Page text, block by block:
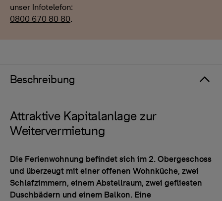
unser Infotelefon:
0800 670 80 80.
Beschreibung
Attraktive Kapitalanlage zur
Weitervermietung
Die Ferienwohnung befindet sich im 2. Obergeschoss
und überzeugt mit einer offenen Wohnküche, zwei
Schlafzimmern, einem Abstellraum, zwei gefliesten
Duschbädern und einem Balkon. Eine